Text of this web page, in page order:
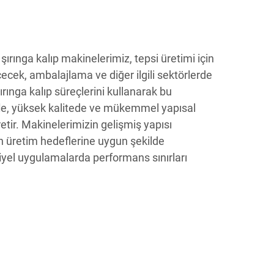
kalıp makinelerimiz, tepsi üretimi için
ambalajlama ve diğer ilgili sektörlerde
kalıp süreçlerini kullanarak bu
yüksek kalitede ve mükemmel yapısal
Makinelerimizin gelişmiş yapısı
üretim hedeflerine uygun şekilde
uygulamalarda performans sınırları